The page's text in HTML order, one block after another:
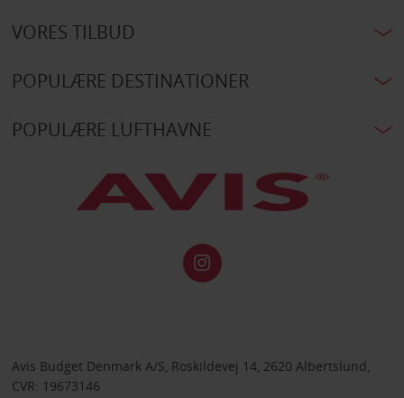
VORES TILBUD
POPULÆRE DESTINATIONER
POPULÆRE LUFTHAVNE
Avis Budget Denmark A/S, Roskildevej 14, 2620 Albertslund,
CVR: 19673146